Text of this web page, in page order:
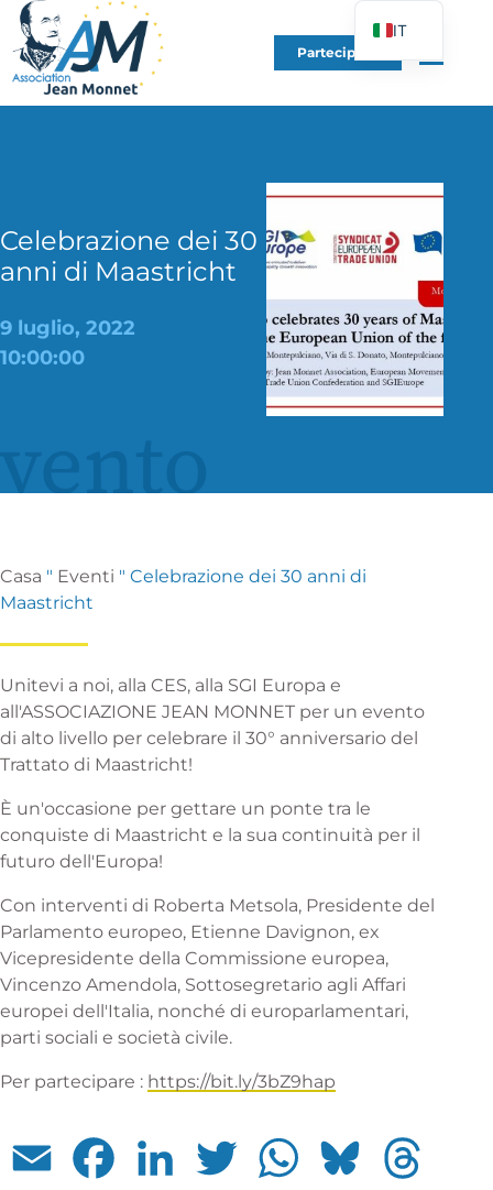
Partecipare
Celebrazione dei 30
anni di Maastricht
9 luglio, 2022
10:00:00
Casa " Eventi " Celebrazione dei 30 anni di
Maastricht
Unitevi a noi, alla CES, alla SGI Europa e
all'ASSOCIAZIONE JEAN MONNET per un evento
di alto livello per celebrare il 30° anniversario del
Trattato di Maastricht!
È un'occasione per gettare un ponte tra le
conquiste di Maastricht e la sua continuità per il
futuro dell'Europa!
Con interventi di Roberta Metsola, Presidente del
Parlamento europeo, Etienne Davignon, ex
Vicepresidente della Commissione europea,
Vincenzo Amendola, Sottosegretario agli Affari
europei dell'Italia, nonché di europarlamentari,
parti sociali e società civile.
Per partecipare : https://bit.ly/3bZ9hap
Email Facebook LinkedIn Twitter WhatsApp Bluesky
IT
FR
EN
PL